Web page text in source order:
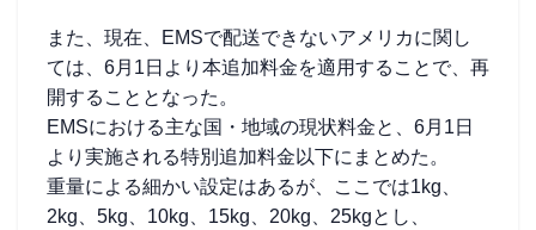
また、現在、EMSで配送できないアメリカに関し
ては、6月1日より本追加料金を適用することで、再
開することとなった。
EMSにおける主な国・地域の現状料金と、6月1日
より実施される特別追加料金以下にまとめた。
重量による細かい設定はあるが、ここでは1kg、
2kg、5kg、10kg、15kg、20kg、25kgとし、